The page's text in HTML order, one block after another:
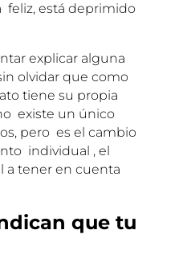
feliz, está deprimido
explicar alguna
olvidar que como
tiene su propia
existe un único
pero es el cambio
individual , el
a tener en cuenta
que tu